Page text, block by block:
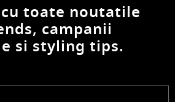
toate noutatile
campanii
si styling tips.